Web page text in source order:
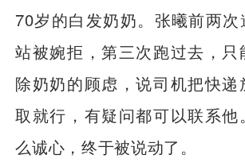
70岁的白发奶奶。张曦前两
站被婉拒，第三次跑过去，只
除奶奶的顾虑，说司机把快递
取就行，有疑问都可以联系他
么诚心，终于被说动了。